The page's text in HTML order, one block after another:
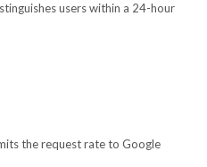
users within a 24-hour
the request rate to Google